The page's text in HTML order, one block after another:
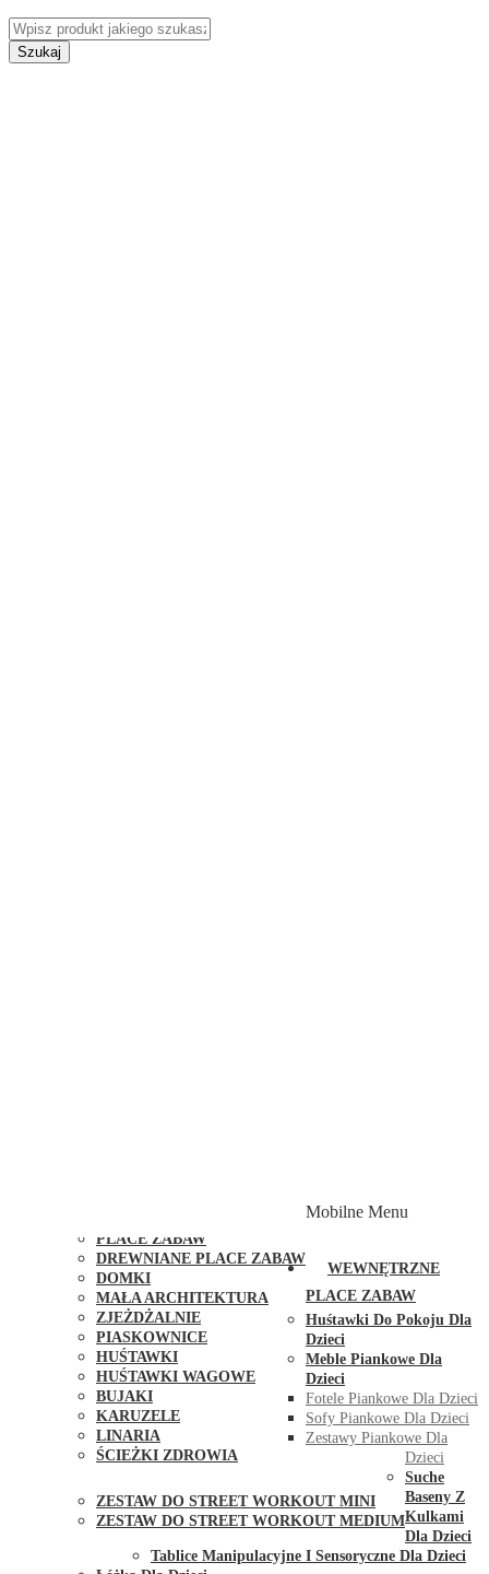
Szukaj
PLACE ZABAW
DREWNIANE PLACE ZABAW
DOMKI
MAŁA ARCHITEKTURA
ZJEŻDŻALNIE
PIASKOWNICE
HUŚTAWKI
HUŚTAWKI WAGOWE
BUJAKI
KARUZELE
LINARIA
ŚCIEŻKI ZDROWIA
ZESTAW DO STREET WORKOUT MINI
ZESTAW DO STREET WORKOUT MEDIUM
Mobilne Menu
WEWNĘTRZNE
PLACE ZABAW
Huśtawki Do Pokoju Dla
Dzieci
Meble Piankowe Dla
Dzieci
Fotele Piankowe Dla Dzieci
Sofy Piankowe Dla Dzieci
Zestawy Piankowe Dla
Dzieci
Suche
Baseny Z
Kulkami
Dla Dzieci
Tablice Manipulacyjne I Sensoryczne Dla Dzieci